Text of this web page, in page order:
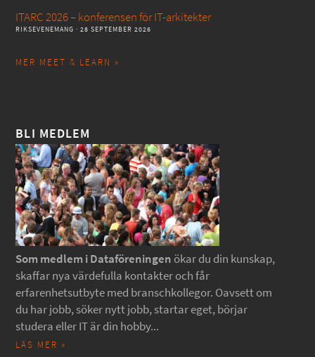
ITARC 2026 – konferensen för IT-arkitekter
RIKSEVENEMANG · 28 SEPTEMBER 2026
MER MEET & LEARN »
BLI MEDLEM
Som medlem i Dataföreningen ökar du din kunskap,
skaffar nya värdefulla kontakter och får
erfarenhetsutbyte med branschkollegor. Oavsett om
du har jobb, söker nytt jobb, startar eget, börjar
studera eller IT är din hobby...
LÄS MER »